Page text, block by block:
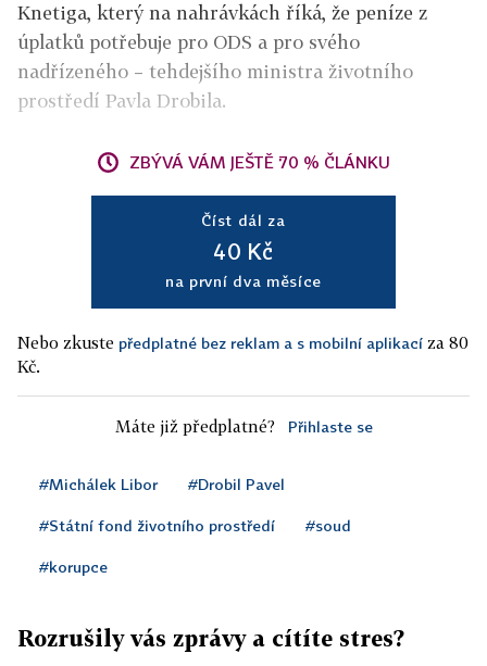
Knetiga, který na nahrávkách říká, že peníze z
úplatků potřebuje pro ODS a pro svého
nadřízeného – tehdejšího ministra životního
prostředí Pavla Drobila.
ZBÝVÁ VÁM JEŠTĚ 70 % ČLÁNKU
Číst dál za
40 Kč
na první dva měsíce
Nebo zkuste předplatné bez reklam a s mobilní aplikací za 80
Kč.
Máte již předplatné? Přihlaste se
#Michálek Libor #Drobil Pavel
#Státní fond životního prostředí #soud
#korupce
Rozrušily vás zprávy a cítíte stres?